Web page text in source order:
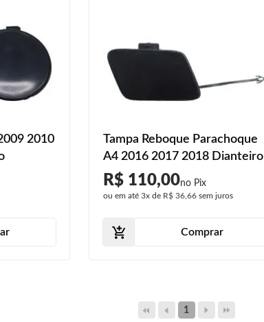
2010
Tampa Reboque Parachoque
A4 2016 2017 2018 Dianteiro
R$ 110,00
ou em até3x de R$ 36,66 sem juros
Comprar
1